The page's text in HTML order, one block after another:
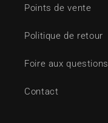
Points de vente
Politique de retour
Foire aux questions
Contact